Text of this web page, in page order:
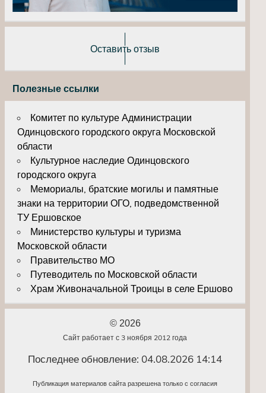
Оставить отзыв
Полезные ссылки
Комитет по культуре Администрации
Одинцовского городского округа Московской
области
Культурное наследие Одинцовского
городского округа
Мемориалы, братские могилы и памятные
знаки на территории ОГО, подведомственной
ТУ Ершовское
Министерство культуры и туризма
Московской области
Правительство МО
Путеводитель по Московской области
Храм Живоначальной Троицы в селе Ершово
© 2026
Сайт работает с 3 ноября 2012 года
Последнее обновление: 04.08.2026 14:14
Публикация материалов сайта разрешена только с согласия